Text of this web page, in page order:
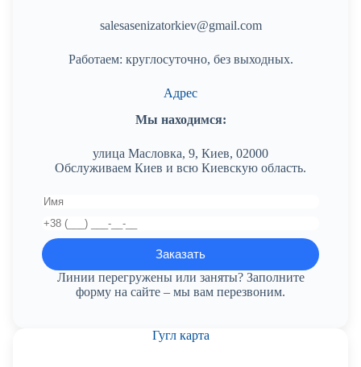
salesasenizatorkiev@gmail.com
Работаем: круглосуточно, без выходных.
Адрес
Мы находимся:
улица Масловка, 9, Киев, 02000
Обслуживаем Киев и всю Киевскую область.
Линии перегружены или заняты? Заполните
форму на сайте – мы вам перезвоним.
Гугл карта